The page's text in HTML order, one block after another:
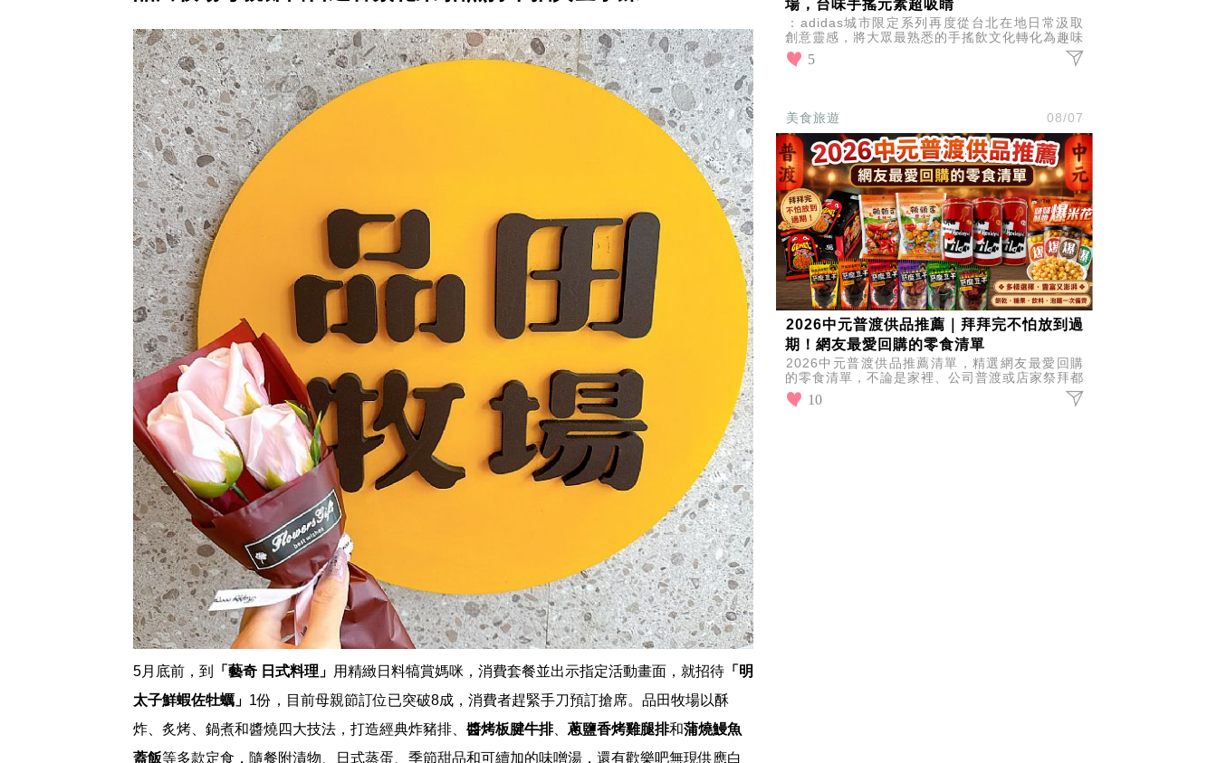
5月底前，到 「藝奇 日式料理」 用精緻日料犒賞媽咪，消費套餐並出示指定活動畫面，就招待 「明
太子鮮蝦佐牡蠣」 1份，目前母親節訂位已突破8成，消費者趕緊手刀預訂搶席。品田牧場以酥
炸、炙烤、鍋煮和醬燒四大技法，打造經典炸豬排、 醬烤板腱牛排、 蔥鹽香烤雞腿排和蒲燒鰻魚
蓋飯等多款定食，隨餐附漬物、日式蒸蛋、季節甜品和可續加的味噌湯，還有歡樂吧無現供應白
場，台味手搖元素超吸睛
：adidas城市限定系列再度從台北在地日常汲取
創意靈感，將大眾最熟悉的手搖飲文化轉化為趣味
設計，推出涵蓋鞋款、短袖上衣與帽款的珍珠奶茶
主題系列。
5
美食旅遊 08/07
2026中元普渡供品推薦｜拜拜完不怕放到過
期！網友最愛回購的零食清單
2026中元普渡供品推薦清單，精選網友最愛回購
的零食清單，不論是家裡、公司普渡或店家祭拜都
很適合，選擇全家人都愛吃的，不怕放到過期造成
浪費！
10